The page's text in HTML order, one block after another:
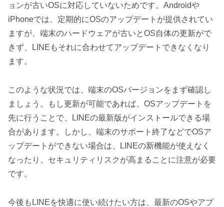
ョンが古いOSに対応していないためです。Androidや
iPhoneでは、定期的にOSのアップデートが提供されてい
ますが、端末のハードウェアが古いとOS自体の更新がで
きず、LINEもそれに合わせてアップデートできなくなり
ます。
このような状況では、端末のOSバージョンをまず確認し
ましょう。もし更新が可能であれば、OSアップデートを
先に行うことで、LINEの最新版がインストールできる場
合があります。しかし、端末のサポート終了などでOSア
ップデートができない場合は、LINEの新機能が使えなく
なったり、セキュリティリスクが高まることに注意が必要
です。
今後もLINEを快適に使い続けたい方は、最新のOSやアプ